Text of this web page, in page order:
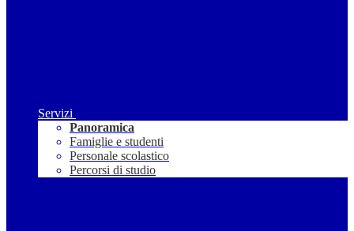
Servizi
Panoramica
Famiglie e studenti
Personale scolastico
Percorsi di studio